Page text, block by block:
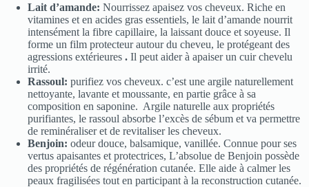
Lait d’amande: Nourrissez apaisez vos cheveux. Riche en
vitamines et en acides gras essentiels, le lait d’amande nourrit
intensément la fibre capillaire, la laissant douce et soyeuse. Il
forme un film protecteur autour du cheveu, le protégeant des
agressions extérieures . Il peut aider à apaiser un cuir chevelu
irrité.
Rassoul: purifiez vos cheveux. c’est une argile naturellement
nettoyante, lavante et moussante, en partie grâce à sa
composition en saponine. Argile naturelle aux propriétés
purifiantes, le rassoul absorbe l’excès de sébum et va permettre
de reminéraliser et de revitaliser les cheveux.
Benjoin: odeur douce, balsamique, vanillée. Connue pour ses
vertus apaisantes et protectrices, L’absolue de Benjoin possède
des propriétés de régénération cutanée. Elle aide à calmer les
peaux fragilisées tout en participant à la reconstruction cutanée.